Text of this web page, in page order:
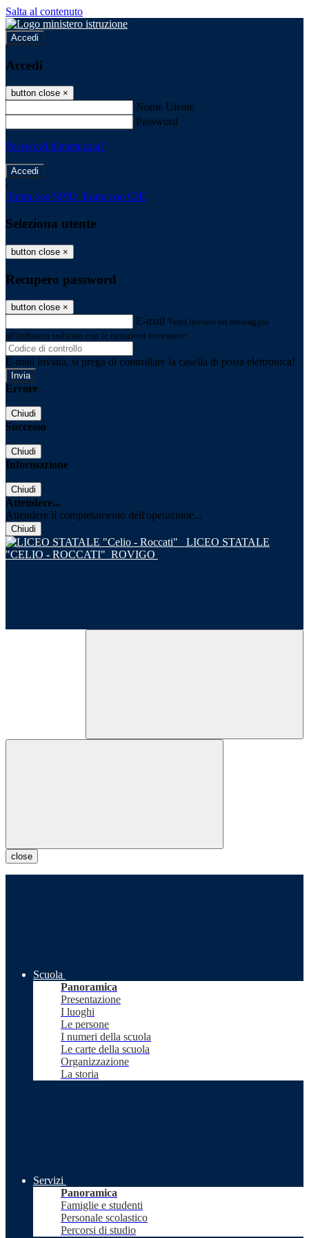
Salta al contenuto
Accedi
Accedi
button close ×
Nome Utente
Password
Password dimenticata?
-
Entra con SPID Entra con CIE
Seleziona utente
button close ×
Recupero password
button close ×
E-mail Verrà inviato un messaggio
all'indirizzo indicato con le istruzioni necessarie.
E-mail inviata, si prega di controllare la casella di posta elettronica!
Errore
Chiudi
Successo
Chiudi
Informazione
Chiudi
Attendere...
Attendere il completamento dell'operazione...
Chiudi
LICEO STATALE
"CELIO - ROCCATI" ROVIGO
close
Scuola
Panoramica
Presentazione
I luoghi
Le persone
I numeri della scuola
Le carte della scuola
Organizzazione
La storia
Servizi
Panoramica
Famiglie e studenti
Personale scolastico
Percorsi di studio